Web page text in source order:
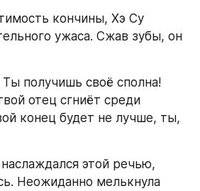
кончины, Хэ Су
ужаса. Сжав зубы, он
получишь своё сполна!
отец сгниёт среди
конец будет не лучше, ты,
этой речью,
Неожиданно мелькнула